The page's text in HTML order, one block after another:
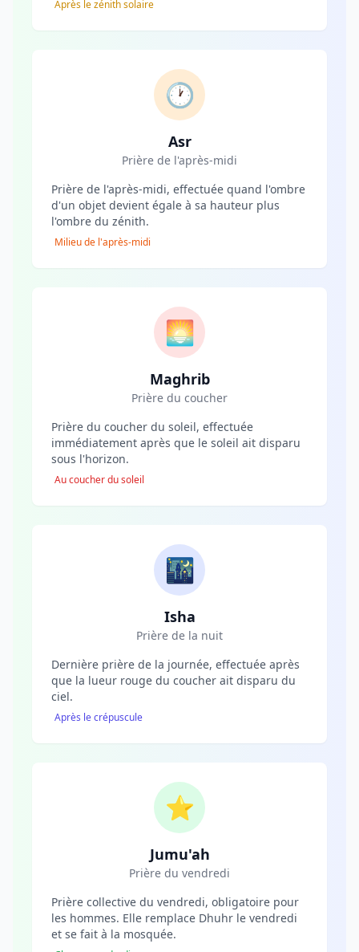
Après le zénith solaire
🕐
Asr
Prière de l'après-midi
Prière de l'après-midi, effectuée quand l'ombre
d'un objet devient égale à sa hauteur plus
l'ombre du zénith.
Milieu de l'après-midi
🌅
Maghrib
Prière du coucher
Prière du coucher du soleil, effectuée
immédiatement après que le soleil ait disparu
sous l'horizon.
Au coucher du soleil
🌃
Isha
Prière de la nuit
Dernière prière de la journée, effectuée après
que la lueur rouge du coucher ait disparu du
ciel.
Après le crépuscule
⭐
Jumu'ah
Prière du vendredi
Prière collective du vendredi, obligatoire pour
les hommes. Elle remplace Dhuhr le vendredi
et se fait à la mosquée.